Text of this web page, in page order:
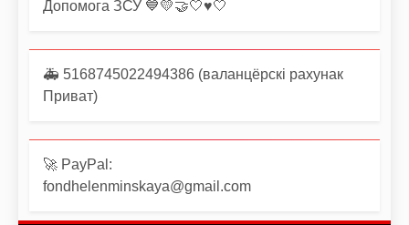
Допомога ЗСУ 💙💛🤝🤍♥️🤍
🚑 5168745022494386 (валанцёрскі рахунак
Приват)
🚀 PayPal:
fondhelenminskaya@gmail.com